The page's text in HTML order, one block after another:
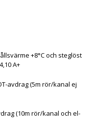
+8°C och steglöst
A+
avdrag (5m rör/kanal ej
(10m rör/kanal och el-